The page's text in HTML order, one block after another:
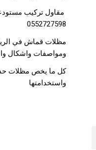
مقاول تركيب
0552727598
مظلات قماش في
ومواصفات واشكال
كل ما يخص مظلات
واستخدامتها